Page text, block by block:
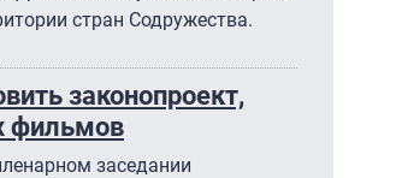
стран Содружества.
законопроект,
фильмов
заседании